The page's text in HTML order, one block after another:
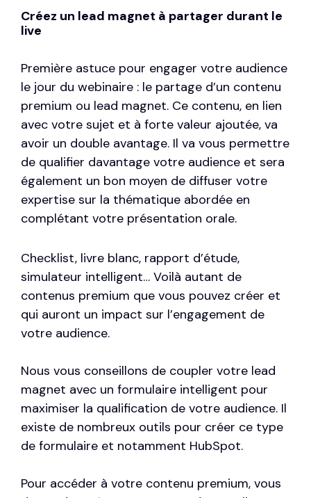
Créez un lead magnet à partager durant le
live
Première astuce pour engager votre audience
le jour du webinaire : le partage d’un contenu
premium ou lead magnet. Ce contenu, en lien
avec votre sujet et à forte valeur ajoutée, va
avoir un double avantage. Il va vous permettre
de qualifier davantage votre audience et sera
également un bon moyen de diffuser votre
expertise sur la thématique abordée en
complétant votre présentation orale.
Checklist, livre blanc, rapport d’étude,
simulateur intelligent… Voilà autant de
contenus premium que vous pouvez créer et
qui auront un impact sur l’engagement de
votre audience.
Nous vous conseillons de coupler votre lead
magnet avec un formulaire intelligent pour
maximiser la qualification de votre audience. Il
existe de nombreux outils pour créer ce type
de formulaire et notamment HubSpot.
Pour accéder à votre contenu premium, vous